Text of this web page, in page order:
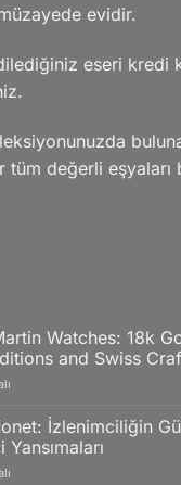
evidir.
eseri kredi
tüm değerli
Watches: 18k
and Swiss
İzlenimciliğin